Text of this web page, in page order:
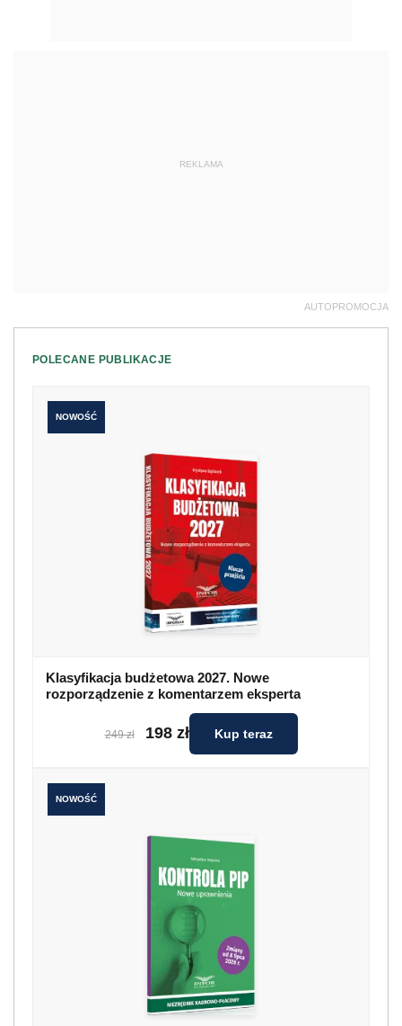
REKLAMA
AUTOPROMOCJA
POLECANE PUBLIKACJE
NOWOŚĆ
Klasyfikacja budżetowa 2027. Nowe
rozporządzenie z komentarzem eksperta
249 zł 198 zł Kup teraz
NOWOŚĆ